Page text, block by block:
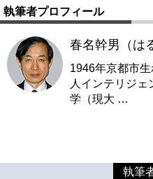
執筆者プロフィール
春名幹男（は
1946年京都市
人インテリジェ
学（現大 …
執筆